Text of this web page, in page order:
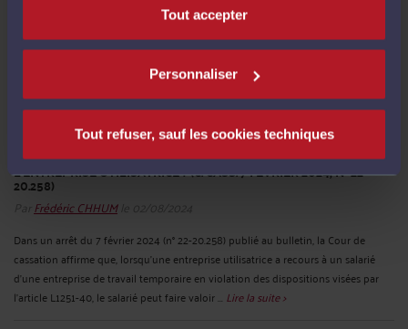
Tout accepter
Personnaliser
Tout refuser, sauf les cookies techniques
CDI INTÉRIMAIRE - REQUALIFICATION D’UN CDI INTÉRIMAIRE EN
CDI DE DROIT COMMUN = QUELLES CONSÉQUENCES POUR
L’ENTREPRISE UTILISATRICE ? (C. CASS. 7 FÉVRIER 2024, N° 22-
20.258)
Frédéric CHHUMle 02/08/2024
Dans un arrêt du 7 février 2024 (n° 22-20.258) publié au bulletin, la Cour de
cassation affirme que, lorsqu’une entreprise utilisatrice a recours à un salarié
d’une entreprise de travail temporaire en violation des dispositions visées par
l’article L1251-40, le salarié peut faire valoir ... Lire la suite >